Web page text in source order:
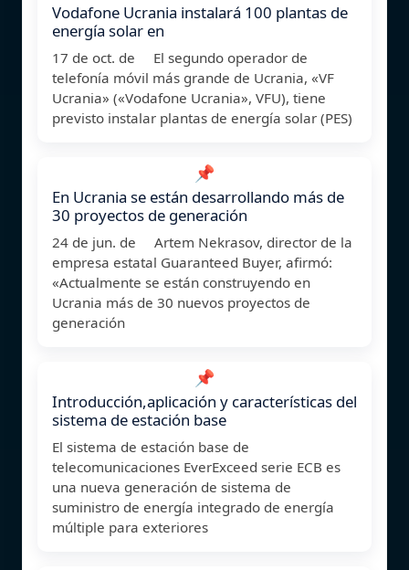
Vodafone Ucrania instalará 100 plantas de
energía solar en
17 de oct. de El segundo operador de
telefonía móvil más grande de Ucrania, «VF
Ucrania» («Vodafone Ucrania», VFU), tiene
previsto instalar plantas de energía solar (PES)
📌
En Ucrania se están desarrollando más de
30 proyectos de generación
24 de jun. de Artem Nekrasov, director de la
empresa estatal Guaranteed Buyer, afirmó:
«Actualmente se están construyendo en
Ucrania más de 30 nuevos proyectos de
generación
📌
Introducción,aplicación y características del
sistema de estación base
El sistema de estación base de
telecomunicaciones EverExceed serie ECB es
una nueva generación de sistema de
suministro de energía integrado de energía
múltiple para exteriores